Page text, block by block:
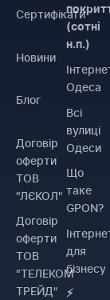
Сертифікати
Новини
Блог
Договiр
оферти
ТОВ
"ЛЄКОЛ"
Договiр
оферти
ТОВ
"ТЕЛЕКОМ
ТРЕЙД"
(сотні
н.п.)
Одеса
Всі
вулиці
Одеси
Що
таке
GPON?
для
бізнесу
⚡